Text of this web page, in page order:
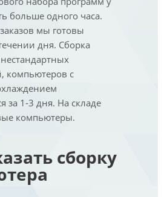
больше одного часа.
мы готовы
дня. Сборка
компьютеров с
за 1-3 дня. На складе
компьютеры.
сборку